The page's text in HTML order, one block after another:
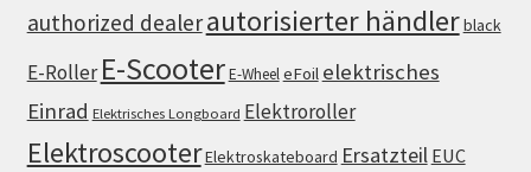
authorized dealerautorisierter händlerblack
E-Roller E-ScooterE-WheeleFoil elektrisches
Einrad Elektrisches Longboard Elektroroller
ElektroscooterElektroskateboard Ersatzteil EUC